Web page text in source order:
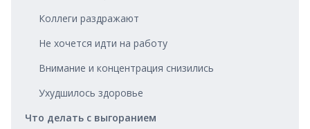
Коллеги раздражают
Не хочется идти на работу
Внимание и концентрация снизились
Ухудшилось здоровье
Что делать с выгоранием